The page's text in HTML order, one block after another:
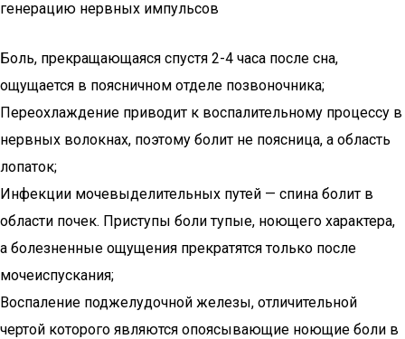
генерацию нервных импульсов
Боль, прекращающаяся спустя 2-4 часа после сна,
ощущается в поясничном отделе позвоночника;
Переохлаждение приводит к воспалительному процессу в
нервных волокнах, поэтому болит не поясница, а область
лопаток;
Инфекции мочевыделительных путей — спина болит в
области почек. Приступы боли тупые, ноющего характера,
а болезненные ощущения прекратятся только после
мочеиспускания;
Воспаление поджелудочной железы, отличительной
чертой которого являются опоясывающие ноющие боли в